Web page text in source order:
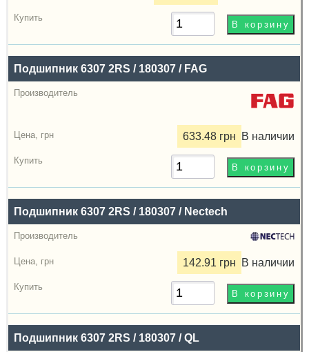
Подшипник 6307 2RS / 180307 / FAG
633.48 грн В наличии
Подшипник 6307 2RS / 180307 / Nectech
142.91 грн В наличии
Подшипник 6307 2RS / 180307 / QL